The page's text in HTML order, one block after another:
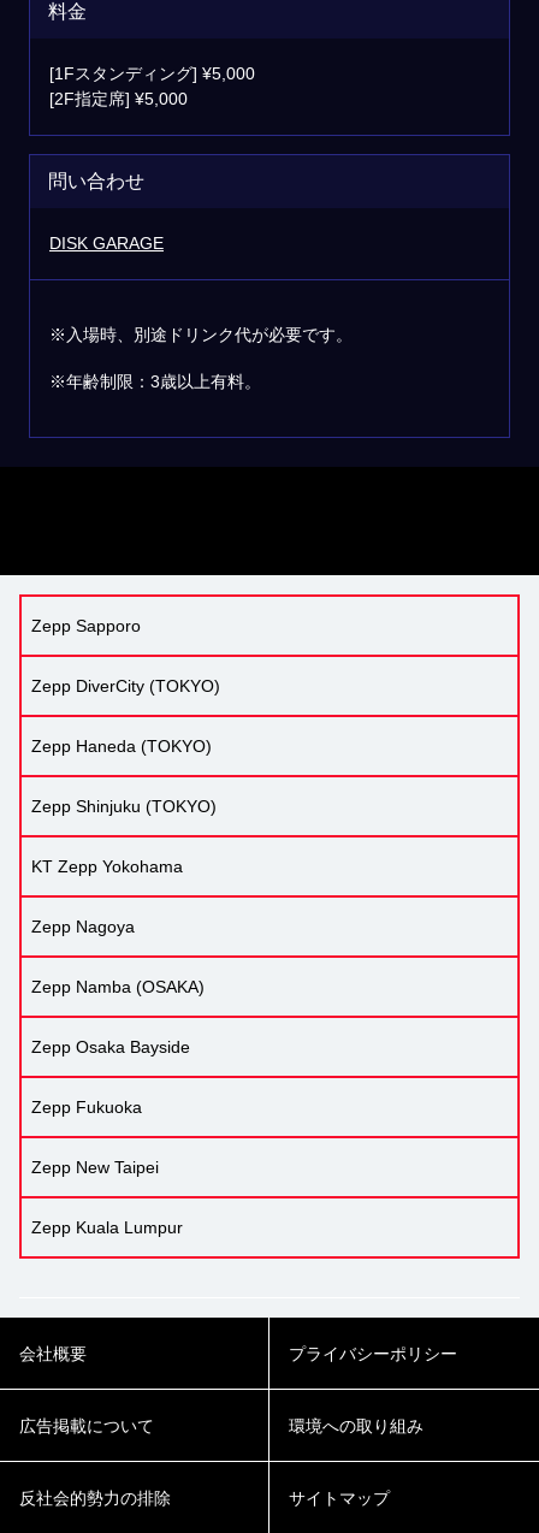
料金
[1Fスタンディング] ¥5,000
[2F指定席] ¥5,000
問い合わせ
DISK GARAGE
※入場時、別途ドリンク代が必要です。
※年齢制限：3歳以上有料。
Zepp Sapporo
Zepp DiverCity (TOKYO)
Zepp Haneda (TOKYO)
Zepp Shinjuku (TOKYO)
KT Zepp Yokohama
Zepp Nagoya
Zepp Namba (OSAKA)
Zepp Osaka Bayside
Zepp Fukuoka
Zepp New Taipei
Zepp Kuala Lumpur
会社概要 プライバシーポリシー
広告掲載について 環境への取り組み
反社会的勢力の排除 サイトマップ